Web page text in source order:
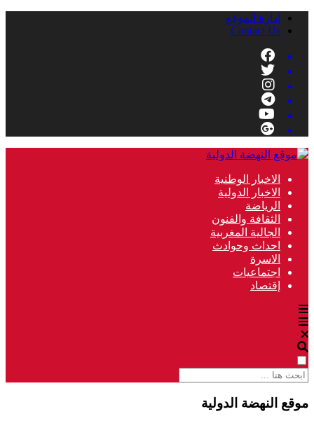
إدارة الموقع
Contact Us
الاخبار الوطنية
الاخبار الدولية
الرياضة
الثقافة والفنون
الجالية المغربية
احداث وحوادث
الاسرة
اجتماعيات
إقتصاد
موقع النهضة الدولية